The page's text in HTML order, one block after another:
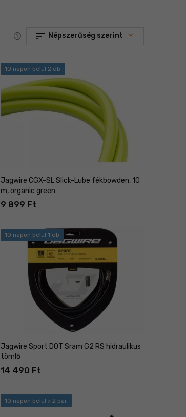
help sort Népszerűség szerint
10 napon belül 2 db
Jagwire CGX-SL Slick-Lube fékbowden, 10
m, organic green
9 899 Ft
10 napon belül 1 db
Jagwire Sport DOT Sram G2 RS hidraulikus
tömlő
14 490 Ft
10 napon belül > 2 pár